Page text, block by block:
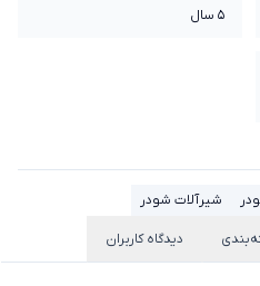
5 سال
شیرآلات شودر
دیدگاه کاربران